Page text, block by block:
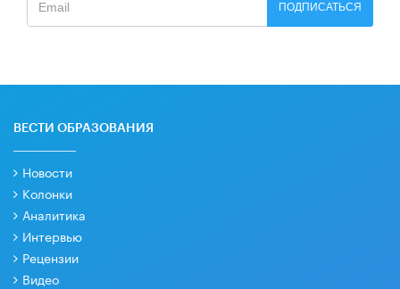
ПОДПИСАТЬСЯ
ВЕСТИ ОБРАЗОВАНИЯ
Новости
Колонки
Аналитика
Интервью
Рецензии
Видео